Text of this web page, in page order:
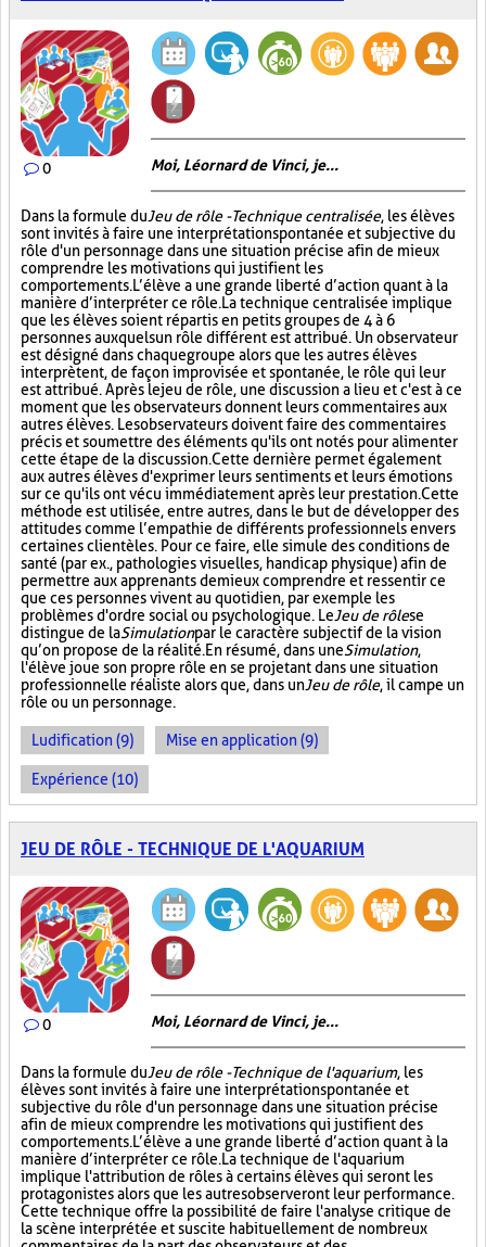
0 Moi, Léornard de Vinci, je...
Dans la formule duJeu de rôle - Technique centralisée, les élèves
sont invités à faire une interprétation spontanée et subjective du
rôle d'un personnage dans une situation précise afin de mieux
comprendre les motivations qui justifient les
comportements. L’élève a une grande liberté d’action quant à la
manière d’interpréter ce rôle. La technique centralisée implique
que les élèves soient répartis en petits groupes de 4 à 6
personnes auxquels un rôle différent est attribué. Un observateur
est désigné dans chaque groupe alors que les autres élèves
interprètent, de façon improvisée et spontanée, le rôle qui leur
est attribué. Après le jeu de rôle, une discussion a lieu et c'est à ce
moment que les observateurs donnent leurs commentaires aux
autres élèves. Les observateurs doivent faire des commentaires
précis et soumettre des éléments qu'ils ont notés pour alimenter
cette étape de la discussion. Cette dernière permet également
aux autres élèves d'exprimer leurs sentiments et leurs émotions
sur ce qu'ils ont vécu immédiatement après leur prestation. Cette
méthode est utilisée, entre autres, dans le but de développer des
attitudes comme l’empathie de différents professionnels envers
certaines clientèles. Pour ce faire, elle simule des conditions de
santé (par ex., pathologies visuelles, handicap physique) afin de
permettre aux apprenants de mieux comprendre et ressentir ce
que ces personnes vivent au quotidien, par exemple les
problèmes d'ordre social ou psychologique. LeJeu de rôlese
distingue de laSimulationpar le caractère subjectif de la vision
qu’on propose de la réalité. En résumé, dans uneSimulation,
l'élève joue son propre rôle en se projetant dans une situation
professionnelle réaliste alors que, dans unJeu de rôle, il campe un
rôle ou un personnage.
Ludification (9) Mise en application (9)
Expérience (10)
JEU DE RÔLE - TECHNIQUE DE L'AQUARIUM
0 Moi, Léornard de Vinci, je...
Dans la formule duJeu de rôle - Technique de l'aquarium, les
élèves sont invités à faire une interprétation spontanée et
subjective du rôle d'un personnage dans une situation précise
afin de mieux comprendre les motivations qui justifient des
comportements. L’élève a une grande liberté d’action quant à la
manière d’interpréter ce rôle. La technique de l'aquarium
implique l'attribution de rôles à certains élèves qui seront les
protagonistes alors que les autres observeront leur performance.
Cette technique offre la possibilité de faire l'analyse critique de
la scène interprétée et suscite habituellement de nombreux